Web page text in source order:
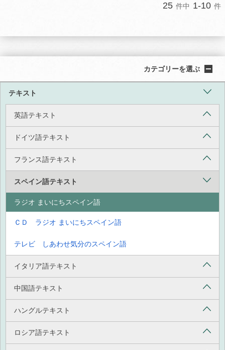
25 件中 1-10 件
カテゴリーを選ぶ
テキスト
英語テキスト
ドイツ語テキスト
フランス語テキスト
スペイン語テキスト
ラジオ まいにちスペイン語
ＣＤ ラジオ まいにちスペイン語
テレビ しあわせ気分のスペイン語
イタリア語テキスト
中国語テキスト
ハングルテキスト
ロシア語テキスト